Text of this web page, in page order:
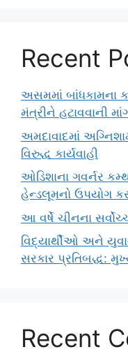
Recent
અસમમાં બાંધકામના
મંત્રીને હટાવવાની
અમદાવાદમાં
વિરુદ્ધ કાર્યવાહી
ઓડિશાના ગવર્નર
હેન્ડલૂમનો ઉપયોગ
આ વર્ષે ચીનના
વિદ્યાર્થીઓ અને
સરકાર પ્રતિબદ્ધ:
Recent